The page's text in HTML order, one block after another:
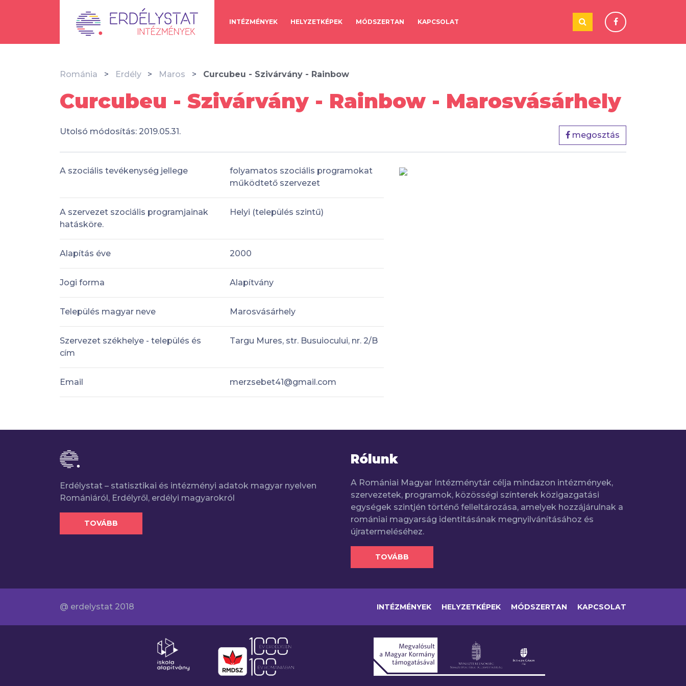
INTÉZMÉNYEK HELYZETKÉPEK MÓDSZERTAN KAPCSOLAT
Románia Erdély Maros Curcubeu - Szivárvány - Rainbow
Curcubeu - Szivárvány - Rainbow - Marosvásárhely
Utolsó módosítás: 2019.05.31. megosztás
A szociális tevékenység jellege
folyamatos szociális programokat
működtető szervezet
A szervezet szociális programjainak
hatásköre.
Helyi (település szintű)
Alapítás éve 2000
Jogi forma Alapítvány
Település magyar neve Marosvásárhely
Szervezet székhelye - település és
cím
Targu Mures, str. Busuiocului, nr. 2/B
Email merzsebet41@gmail.com
Erdélystat – statisztikai és intézményi adatok magyar nyelven
Romániáról, Erdélyről, erdélyi magyarokról
TOVÁBB
Rólunk
A Romániai Magyar Intézménytár célja mindazon intézmények,
szervezetek, programok, közösségi színterek közigazgatási
egységek szintjén történő felleltározása, amelyek hozzájárulnak a
romániai magyarság identitásának megnyilvánításához és
újratermeléséhez.
TOVÁBB
@ erdelystat 2018 INTÉZMÉNYEK HELYZETKÉPEK MÓDSZERTAN KAPCSOLAT